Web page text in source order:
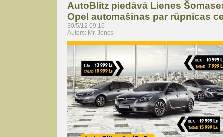
AutoBlitz piedāvā Lienes
Opel automašīnas par rūpnīcas
30/5/12 09:16
Autors: Mr. Jones